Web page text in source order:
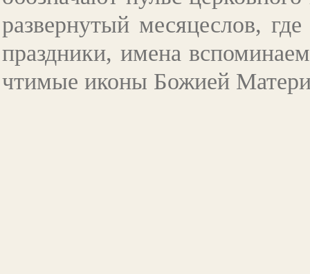
развернутый месяцеслов,
праздники, имена
чтимые иконы Божией